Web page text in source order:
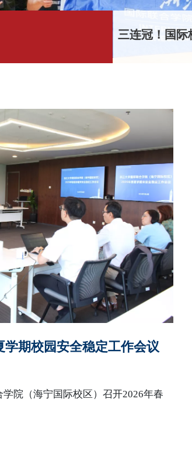
三连冠！国际
学期校园安全稳定工作会议
院（海宁国际校区）召开2026年春